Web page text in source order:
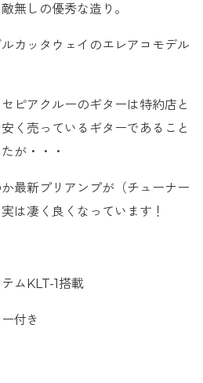
無しの優秀な造り。
カッタウェイのエレアコモデル
ピアクルーのギターは特約店と
く売っているギターであること
が・・・
最新プリアンプが（チューナー
は凄く良くなっています！
ムKLT-1搭載
付き